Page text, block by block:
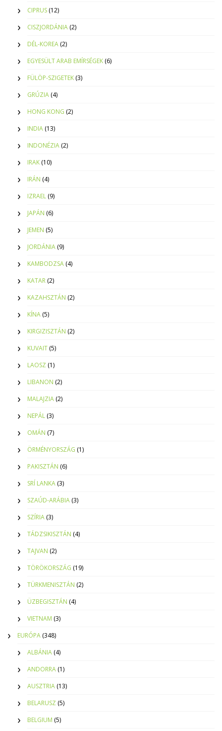
CIPRUS (12)
CISZJORDÁNIA (2)
DÉL-KOREA (2)
EGYESÜLT ARAB EMÍRSÉGEK (6)
FÜLÖP-SZIGETEK (3)
GRÚZIA (4)
HONG KONG (2)
INDIA (13)
INDONÉZIA (2)
IRAK (10)
IRÁN (4)
IZRAEL (9)
JAPÁN (6)
JEMEN (5)
JORDÁNIA (9)
KAMBODZSA (4)
KATAR (2)
KAZAHSZTÁN (2)
KÍNA (5)
KIRGIZISZTÁN (2)
KUVAIT (5)
LAOSZ (1)
LIBANON (2)
MALAJZIA (2)
NEPÁL (3)
OMÁN (7)
ÖRMÉNYORSZÁG (1)
PAKISZTÁN (6)
SRÍ LANKA (3)
SZAÚD-ARÁBIA (3)
SZÍRIA (3)
TÁDZSIKISZTÁN (4)
TAJVAN (2)
TÖRÖKORSZÁG (19)
TÜRKMENISZTÁN (2)
ÜZBEGISZTÁN (4)
VIETNAM (3)
EURÓPA (348)
ALBÁNIA (4)
ANDORRA (1)
AUSZTRIA (13)
BELARUSZ (5)
BELGIUM (5)